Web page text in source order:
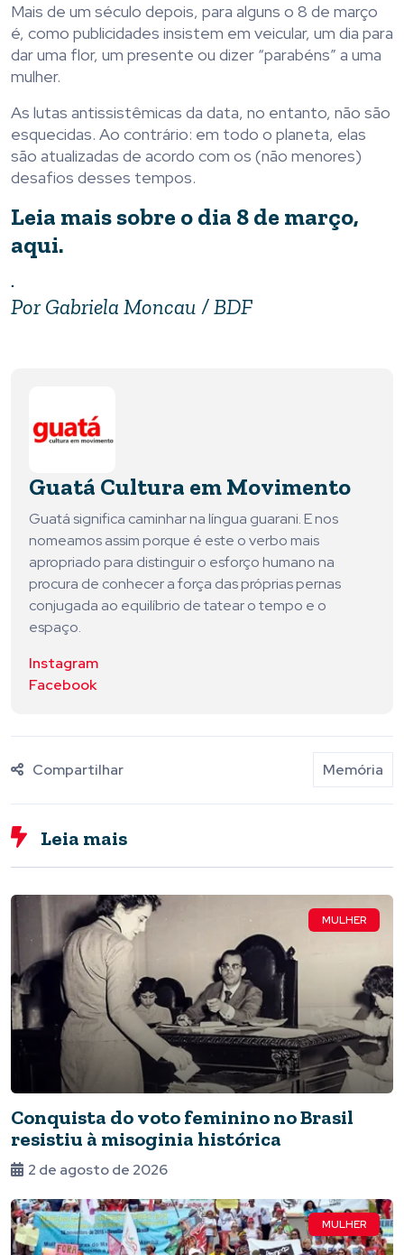
Mais de um século depois, para alguns o 8 de março
é, como publicidades insistem em veicular, um dia para
dar uma flor, um presente ou dizer “parabéns” a uma
mulher.
As lutas antissistêmicas da data, no entanto, não são
esquecidas. Ao contrário: em todo o planeta, elas
são atualizadas de acordo com os (não menores)
desafios desses tempos.
Leia mais sobre o dia 8 de março,
aqui.
.
Por Gabriela Moncau / BDF
Guatá Cultura em Movimento
Guatá significa caminhar na língua guarani. E nos
nomeamos assim porque é este o verbo mais
apropriado para distinguir o esforço humano na
procura de conhecer a força das próprias pernas
conjugada ao equilíbrio de tatear o tempo e o
espaço.
Instagram
Facebook
Compartilhar Memória
Leia mais
MULHER
Conquista do voto feminino no Brasil
resistiu à misoginia histórica
2 de agosto de 2026
MULHER